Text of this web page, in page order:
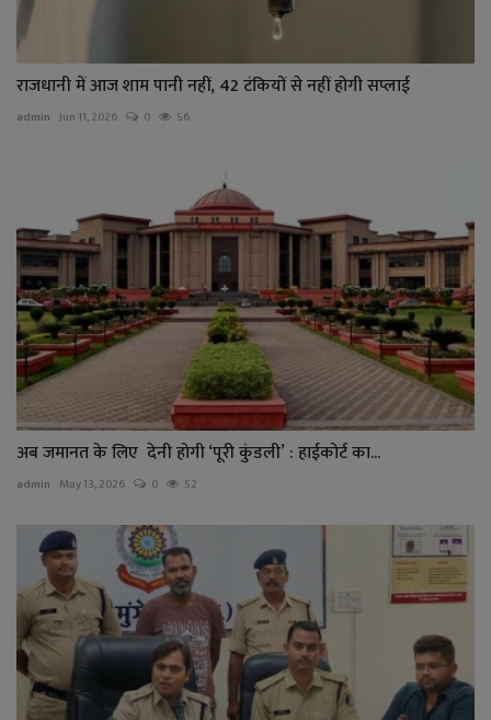
राजधानी में आज शाम पानी नहीं, 42 टंकियों से नहीं होगी सप्लाई
admin Jun 11, 2026 0 56
अब जमानत के लिए देनी होगी ‘पूरी कुंडली’ : हाईकोर्ट का...
admin May 13, 2026 0 52